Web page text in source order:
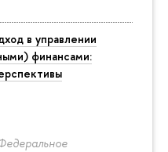
в управлении
финансами: